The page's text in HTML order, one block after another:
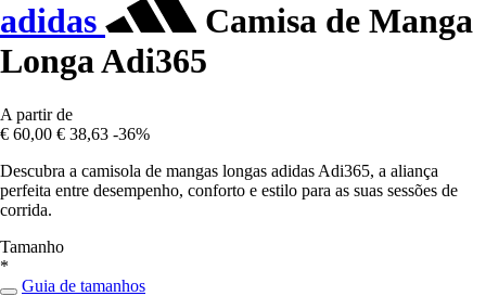
adidas
Camisa de Manga
Longa Adi365
A partir de
€ 60,00 € 38,63 -36%
Descubra a camisola de mangas longas adidas Adi365, a aliança
perfeita entre desempenho, conforto e estilo para as suas sessões de
corrida.
Tamanho
*
Guia de tamanhos